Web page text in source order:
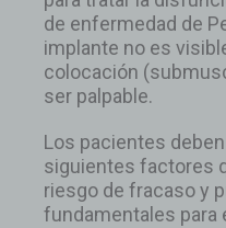
de enfermedad de
implante no es
colocación
ser palpable.
Los pacientes
siguientes factores
riesgo de fracaso y
fundamentales para